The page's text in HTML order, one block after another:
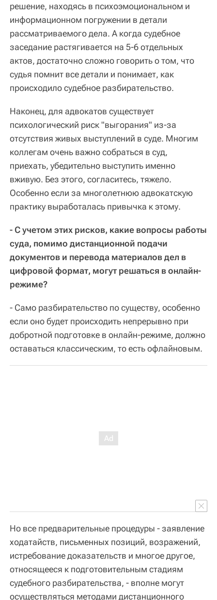
решение, находясь в психоэмоциональном и
информационном погружении в детали
рассматриваемого дела. А когда судебное
заседание растягивается на 5-6 отдельных
актов, достаточно сложно говорить о том, что
судья помнит все детали и понимает, как
происходило судебное разбирательство.
Наконец, для адвокатов существует
психологический риск "выгорания" из-за
отсутствия живых выступлений в суде. Многим
коллегам очень важно собраться в суд,
приехать, убедительно выступить именно
вживую. Без этого, согласитесь, тяжело.
Особенно если за многолетнюю адвокатскую
практику выработалась привычка к этому.
- С учетом этих рисков, какие вопросы работы
суда, помимо дистанционной подачи
документов и перевода материалов дел в
цифровой формат, могут решаться в онлайн-
режиме?
- Само разбирательство по существу, особенно
если оно будет происходить непрерывно при
добротной подготовке в онлайн-режиме, должно
оставаться классическим, то есть офлайновым.
Но все предварительные процедуры - заявление
ходатайств, письменных позиций, возражений,
истребование доказательств и многое другое,
относящееся к подготовительным стадиям
судебного разбирательства, - вполне могут
осуществляться методами дистанционного